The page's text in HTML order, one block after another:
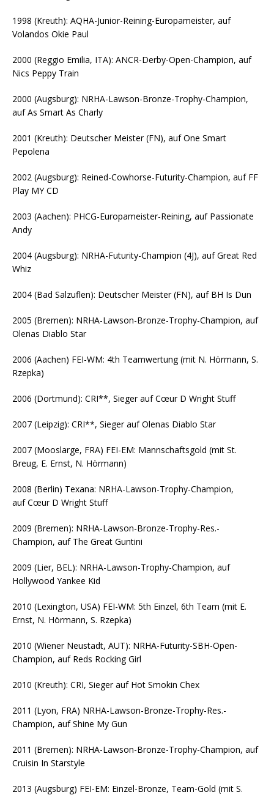
1998 (Kreuth): AQHA-Junior-Reining-Europameister, auf
Volandos Okie Paul
2000 (Reggio Emilia, ITA): ANCR-Derby-Open-Champion, auf
Nics Peppy Train
2000 (Augsburg): NRHA-Lawson-Bronze-Trophy-Champion,
auf As Smart As Charly
2001 (Kreuth): Deutscher Meister (FN), auf One Smart
Pepolena
2002 (Augsburg): Reined-Cowhorse-Futurity-Champion, auf FF
Play MY CD
2003 (Aachen): PHCG-Europameister-Reining, auf Passionate
Andy
2004 (Augsburg): NRHA-Futurity-Champion (4J), auf Great Red
Whiz
2004 (Bad Salzuflen): Deutscher Meister (FN), auf BH Is Dun
2005 (Bremen): NRHA-Lawson-Bronze-Trophy-Champion, auf
Olenas Diablo Star
2006 (Aachen) FEI-WM: 4th Teamwertung (mit N. Hörmann, S.
Rzepka)
2006 (Dortmund): CRI**, Sieger auf Cœur D Wright Stuff
2007 (Leipzig): CRI**, Sieger auf Olenas Diablo Star
2007 (Mooslarge, FRA) FEI-EM: Mannschaftsgold (mit St.
Breug, E. Ernst, N. Hörmann)
2008 (Berlin) Texana: NRHA-Lawson-Trophy-Champion,
auf Cœur D Wright Stuff
2009 (Bremen): NRHA-Lawson-Bronze-Trophy-Res.-
Champion, auf The Great Guntini
2009 (Lier, BEL): NRHA-Lawson-Trophy-Champion, auf
Hollywood Yankee Kid
2010 (Lexington, USA) FEI-WM: 5th Einzel, 6th Team (mit E.
Ernst, N. Hörmann, S. Rzepka)
2010 (Wiener Neustadt, AUT): NRHA-Futurity-SBH-Open-
Champion, auf Reds Rocking Girl
2010 (Kreuth): CRI, Sieger auf Hot Smokin Chex
2011 (Lyon, FRA) NRHA-Lawson-Bronze-Trophy-Res.-
Champion, auf Shine My Gun
2011 (Bremen): NRHA-Lawson-Bronze-Trophy-Champion, auf
Cruisin In Starstyle
2013 (Augsburg) FEI-EM: Einzel-Bronze, Team-Gold (mit S.